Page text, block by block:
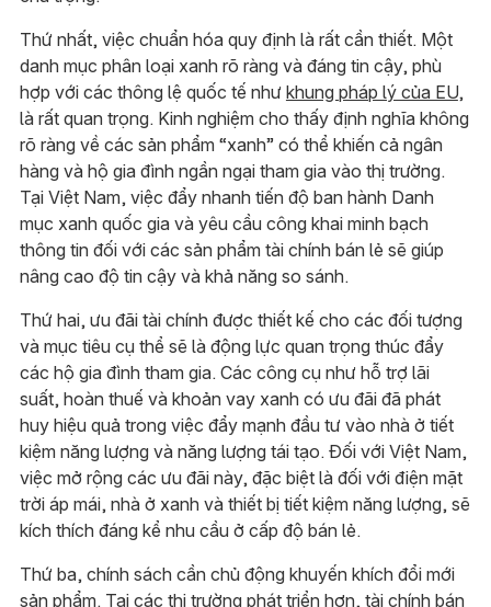
Thứ nhất, việc chuẩn hóa quy định là rất cần thiết. Một
danh mục phân loại xanh rõ ràng và đáng tin cậy, phù
hợp với các thông lệ quốc tế như khung pháp lý của EU,
là rất quan trọng. Kinh nghiệm cho thấy định nghĩa không
rõ ràng về các sản phẩm “xanh” có thể khiến cả ngân
hàng và hộ gia đình ngần ngại tham gia vào thị trường.
Tại Việt Nam, việc đẩy nhanh tiến độ ban hành Danh
mục xanh quốc gia và yêu cầu công khai minh bạch
thông tin đối với các sản phẩm tài chính bán lẻ sẽ giúp
nâng cao độ tin cậy và khả năng so sánh.
Thứ hai, ưu đãi tài chính được thiết kế cho các đối tượng
và mục tiêu cụ thể sẽ là động lực quan trọng thúc đẩy
các hộ gia đình tham gia. Các công cụ như hỗ trợ lãi
suất, hoàn thuế và khoản vay xanh có ưu đãi đã phát
huy hiệu quả trong việc đẩy mạnh đầu tư vào nhà ở tiết
kiệm năng lượng và năng lượng tái tạo. Đối với Việt Nam,
việc mở rộng các ưu đãi này, đặc biệt là đối với điện mặt
trời áp mái, nhà ở xanh và thiết bị tiết kiệm năng lượng, sẽ
kích thích đáng kể nhu cầu ở cấp độ bán lẻ.
Thứ ba, chính sách cần chủ động khuyến khích đổi mới
sản phẩm. Tại các thị trường phát triển hơn, tài chính bán